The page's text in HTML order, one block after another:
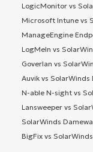
LogicMonitor vs
Microsoft Intune vs
ManageEngine
LogMeIn vs
Goverlan vs
Auvik vs SolarWinds
N-able N-sight vs
Lansweeper vs
SolarWinds
BigFix vs